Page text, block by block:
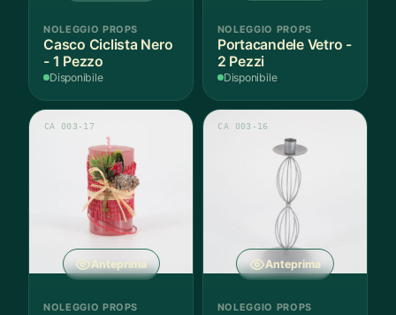
NOLEGGIO PROPS
Casco Ciclista Nero
- 1 Pezzo
Disponibile
NOLEGGIO PROPS
Portacandele Vetro -
2 Pezzi
Disponibile
Anteprima
CA 003-17
NOLEGGIO PROPS
Anteprima
CA 003-16
NOLEGGIO PROPS